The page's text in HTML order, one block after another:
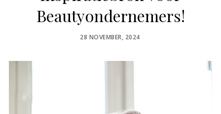
Beautyondernemers!
POSTED
28 NOVEMBER, 2024